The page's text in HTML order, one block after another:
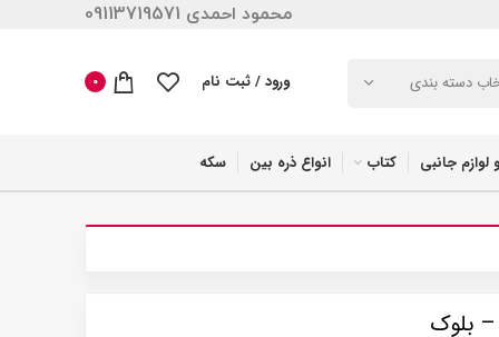
محمود احمدی 09113719571
دسته بندی ورود / ثبت نام 0
لوازم جانبی کتاب انواع ذره بین سکه